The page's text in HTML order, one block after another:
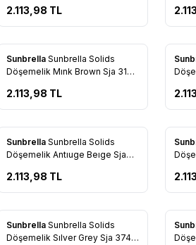
2.113,98 TL
Yeni
Favorilere Ekle
Sunbrella Sunbrella Solids
Döşemelik Mınk Brown Sja 3127
2.113,98 TL
Yeni
Yeni
Favorilere Ekle
Sunbrella Sunbrella Solids
Döşemelik Antıuge Beıge Sja
2.113,98 TL
Yeni
Yeni
Favorilere Ekle
Sunbrella Sunbrella Solids
Döşemelik Sılver Grey Sja 3741
Yeni